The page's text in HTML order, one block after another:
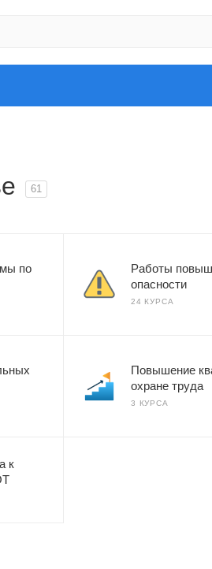
61
по
Работы
опасности
24 КУРСА
Повышение
охране труда
3 КУРСА
к